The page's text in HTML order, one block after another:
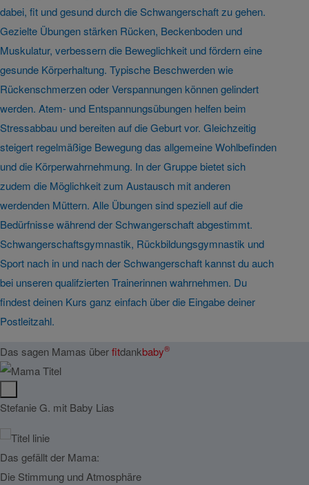
dabei, fit und gesund durch die Schwangerschaft zu gehen.
Gezielte Übungen stärken Rücken, Beckenboden und
Muskulatur, verbessern die Beweglichkeit und fördern eine
gesunde Körperhaltung. Typische Beschwerden wie
Rückenschmerzen oder Verspannungen können gelindert
werden. Atem- und Entspannungsübungen helfen beim
Stressabbau und bereiten auf die Geburt vor. Gleichzeitig
steigert regelmäßige Bewegung das allgemeine Wohlbefinden
und die Körperwahrnehmung. In der Gruppe bietet sich
zudem die Möglichkeit zum Austausch mit anderen
werdenden Müttern. Alle Übungen sind speziell auf die
Bedürfnisse während der Schwangerschaft abgestimmt.
Schwangerschaftsgymnastik, Rückbildungsgymnastik und
Sport nach in und nach der Schwangerschaft kannst du auch
bei unseren qualifzierten Trainerinnen wahrnehmen. Du
findest deinen Kurs ganz einfach über die Eingabe deiner
Postleitzahl.
Das sagen Mamas überfitdankbaby®
Stefanie G. mit Baby Lias
Das gefällt der Mama:
Die Stimmung und Atmosphäre